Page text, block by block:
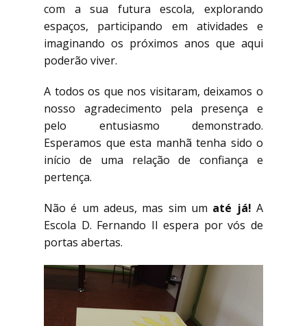
com a sua futura escola, explorando
espaços, participando em atividades e
imaginando os próximos anos que aqui
poderão viver.
A todos os que nos visitaram, deixamos o
nosso agradecimento pela presença e
pelo entusiasmo demonstrado.
Esperamos que esta manhã tenha sido o
início de uma relação de confiança e
pertença.
Não é um adeus, mas sim um até já! A
Escola D. Fernando II espera por vós de
portas abertas.